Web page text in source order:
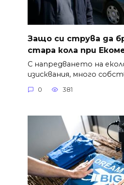
Защо си струва да
стара кола при
С напредването на
изисквания, много
0 381